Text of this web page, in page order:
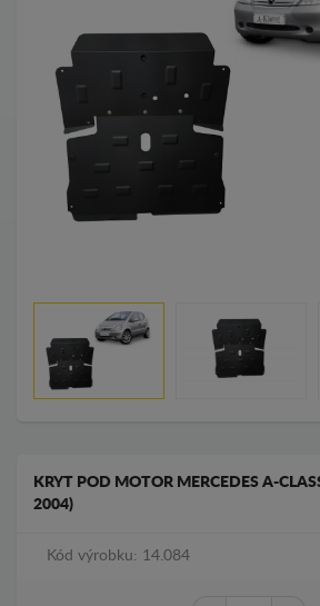
KRYT POD MOTOR MERCEDES A-
2004)
Kód výrobku: 14.084